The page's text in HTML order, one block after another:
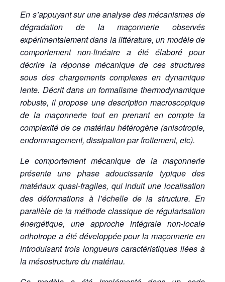
En s’appuyant sur une analyse des mécanismes de
dégradation de la maçonnerie observés
expérimentalement dans la littérature, un modèle de
comportement non-linéaire a été élaboré pour
décrire la réponse mécanique de ces structures
sous des chargements complexes en dynamique
lente. Décrit dans un formalisme thermodynamique
robuste, il propose une description macroscopique
de la maçonnerie tout en prenant en compte la
complexité de ce matériau hétérogène (anisotropie,
endommagement, dissipation par frottement, etc).
Le comportement mécanique de la maçonnerie
présente une phase adoucissante typique des
matériaux quasi-fragiles, qui induit une localisation
des déformations à l’échelle de la structure. En
parallèle de la méthode classique de régularisation
énergétique, une approche intégrale non-locale
orthotrope a été développée pour la maçonnerie en
introduisant trois longueurs caractéristiques liées à
la mésostructure du matériau.